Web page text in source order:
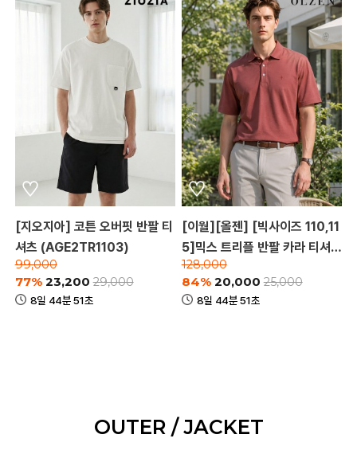
[지오지아] 코튼 오버핏 반팔 티
셔츠 (AGE2TR1103)
99,000
77% 23,200 29,000
8일 44분 51초
[이월][올젠] [빅사이즈 110,11
5]믹스 트리플 반팔 카라 티셔츠
(ZOD2TT1304)
128,000
84% 20,000 25,000
8일 44분 51초
OUTER / JACKET